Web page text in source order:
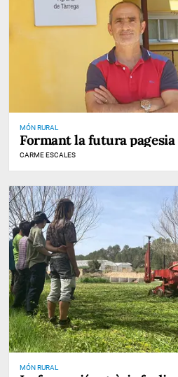
MÓN RURAL
Formant la futura pagesia
CARME ESCALES
MÓN RURAL